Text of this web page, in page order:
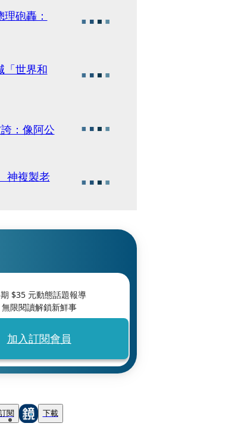
砲轟：
世界和
：像阿公
神複製老
$35元動態話題報導
無限閱讀解鎖新鮮事
加入訂閱會員
閱 下載